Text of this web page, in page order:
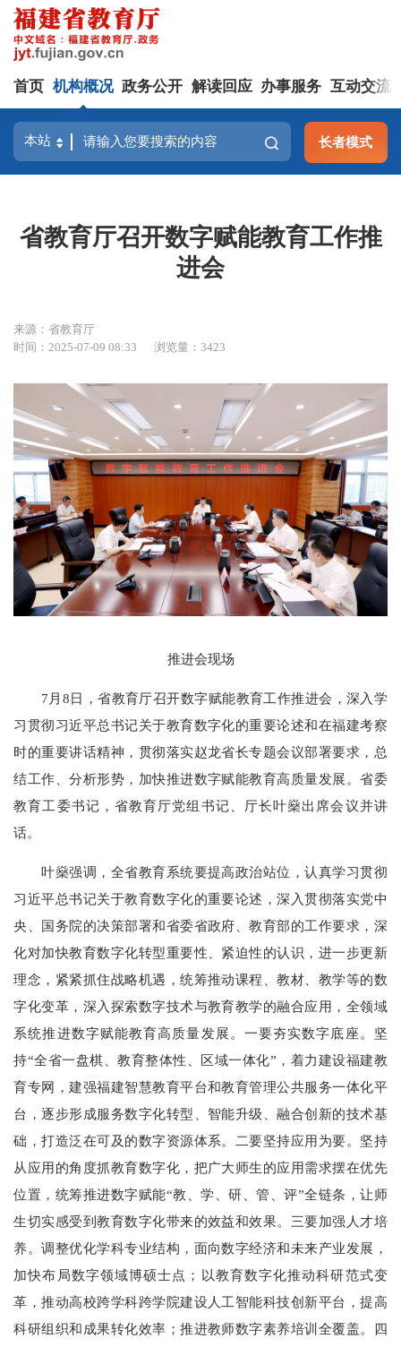
首页 机构概况 政务公开 解读回应 办事服务 互动交流
长者模式
省教育厅召开数字赋能教育工作推
进会
来源：省教育厅
时间：2025-07-09 08:33
浏览量：3423
推进会现场
7月8日，省教育厅召开数字赋能教育工作推进会，深入学
习贯彻习近平总书记关于教育数字化的重要论述和在福建考察
时的重要讲话精神，贯彻落实赵龙省长专题会议部署要求，总
结工作、分析形势，加快推进数字赋能教育高质量发展。省委
教育工委书记，省教育厅党组书记、厅长叶燊出席会议并讲
话。
叶燊强调，全省教育系统要提高政治站位，认真学习贯彻
习近平总书记关于教育数字化的重要论述，深入贯彻落实党中
央、国务院的决策部署和省委省政府、教育部的工作要求，深
化对加快教育数字化转型重要性、紧迫性的认识，进一步更新
理念，紧紧抓住战略机遇，统筹推动课程、教材、教学等的数
字化变革，深入探索数字技术与教育教学的融合应用，全领域
系统推进数字赋能教育高质量发展。一要夯实数字底座。坚
持“全省一盘棋、教育整体性、区域一体化”，着力建设福建教
育专网，建强福建智慧教育平台和教育管理公共服务一体化平
台，逐步形成服务数字化转型、智能升级、融合创新的技术基
础，打造泛在可及的数字资源体系。二要坚持应用为要。坚持
从应用的角度抓教育数字化，把广大师生的应用需求摆在优先
位置，统筹推进数字赋能“教、学、研、管、评”全链条，让师
生切实感受到教育数字化带来的效益和效果。三要加强人才培
养。调整优化学科专业结构，面向数字经济和未来产业发展，
加快布局数字领域博硕士点；以教育数字化推动科研范式变
革，推动高校跨学科跨学院建设人工智能科技创新平台，提高
科研组织和成果转化效率；推进教师数字素养培训全覆盖。四